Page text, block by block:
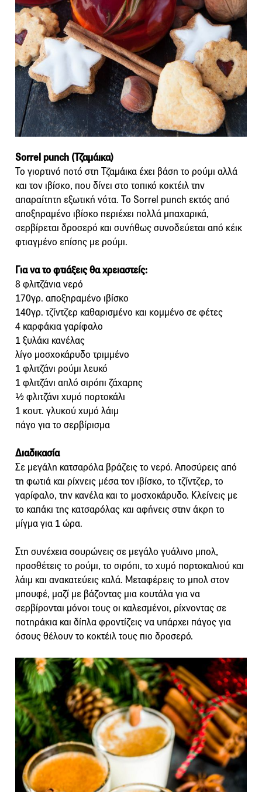
Sorrel punch (Τζαμάικα)
Το γιορτινό ποτό στη Τζαμάικα έχει βάση το ρούμι αλλά
και τον ιβίσκο, που δίνει στο τοπικό κοκτέιλ την
απαραίτητη εξωτική νότα. Το Sorrel punch εκτός από
αποξηραμένο ιβίσκο περιέχει πολλά μπαχαρικά,
σερβίρεται δροσερό και συνήθως συνοδεύεται από κέικ
φτιαγμένο επίσης με ρούμι.
Για να το φτιάξεις θα χρειαστείς:
8 φλιτζάνια νερό
170γρ. αποξηραμένο ιβίσκο
140γρ. τζίντζερ καθαρισμένο και κομμένο σε φέτες
4 καρφάκια γαρίφαλο
1 ξυλάκι κανέλας
λίγο μοσχοκάρυδο τριμμένο
1 φλιτζάνι ρούμι λευκό
1 φλιτζάνι απλό σιρόπι ζάχαρης
½ φλιτζάνι χυμό πορτοκάλι
1 κουτ. γλυκού χυμό λάιμ
πάγο για το σερβίρισμα
Διαδικασία
Σε μεγάλη κατσαρόλα βράζεις το νερό. Αποσύρεις από
τη φωτιά και ρίχνεις μέσα τον ιβίσκο, το τζίντζερ, το
γαρίφαλο, την κανέλα και το μοσχοκάρυδο. Κλείνεις με
το καπάκι της κατσαρόλας και αφήνεις στην άκρη το
μίγμα για 1 ώρα.
Στη συνέχεια σουρώνεις σε μεγάλο γυάλινο μπολ,
προσθέτεις το ρούμι, το σιρόπι, το χυμό πορτοκαλιού και
λάιμ και ανακατεύεις καλά. Μεταφέρεις το μπολ στον
μπουφέ, μαζί με βάζοντας μια κουτάλα για να
σερβίρονται μόνοι τους οι καλεσμένοι, ρίχνοντας σε
ποτηράκια και δίπλα φροντίζεις να υπάρχει πάγος για
όσους θέλουν το κοκτέιλ τους πιο δροσερό.